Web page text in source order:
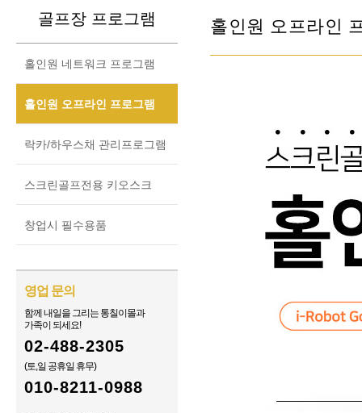
골프장 프로그램
홀인원 네트워크 프로그램
홀인원 오프라인 프로그램
락카/하우스채 관리프로그램
스크린골프전용 키오스크
창업시 필수용품
영업 문의
함께 내일을 그리는 통칠이몰과
가족이 되세요!
02-488-2305
(토,일 공휴일 휴무)
010-8211-0988
홀인원 오프라인